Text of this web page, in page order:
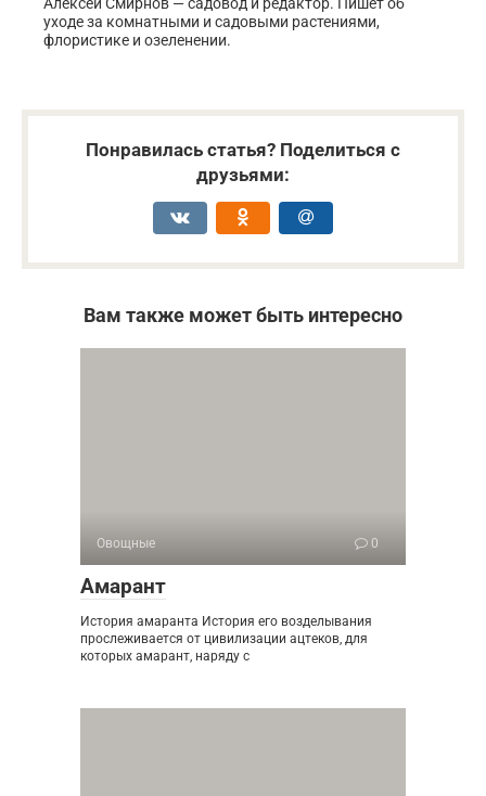
уходе за комнатными и садовыми растениями,
флористике и озеленении.
Понравилась статья? Поделиться с
друзьями:
Вам также может быть интересно
Овощные 0
Амарант
История амаранта История его возделывания
прослеживается от цивилизации ацтеков, для
которых амарант, наряду с